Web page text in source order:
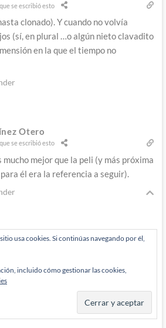
se escribió esto
clonado). Y cuando no volvía
(sí, en plural …o algún nieto clavadito
en la que el tiempo no
Otero
se escribió esto
mucho mejor que la peli (y más próxima
él era la referencia a seguir).
desde que se escribió esto
es buena.
usa cookies. Si continúas navegando por él,
incluido cómo gestionar las cookies,